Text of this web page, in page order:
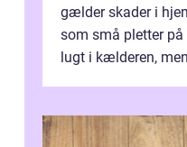
gælder skader i
som små pletter
lugt i kælderen,